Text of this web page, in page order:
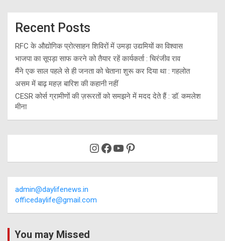
Recent Posts
RFC के औद्योगिक प्रोत्साहन शिविरों में उमड़ा उद्यमियों का विश्वास
भाजपा का सूपड़ा साफ करने को तैयार रहें कार्यकर्ता : चिरंजीव राव
मैंने एक साल पहले से ही जनता को चेताना शुरू कर दिया था : गहलोत
असम में बाढ़ महज़ बारिश की कहानी नहीं
CESR कोर्स ग्रामीणों की ज़रूरतों को समझने में मदद देते हैं : डॉ. कमलेश
मीना
Instagram
Facebook
YouTube
Pinterest
admin@daylifenews.in
officedaylife@gmail.com
You may Missed